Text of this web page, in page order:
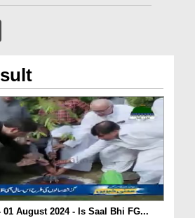
01 August 2024 - Is Saal Bhi FG...